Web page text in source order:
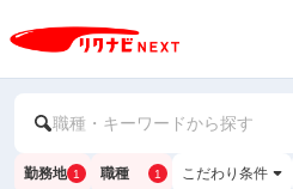
職種・キーワードから探す
勤務地 1 職種 1 こだわり条件